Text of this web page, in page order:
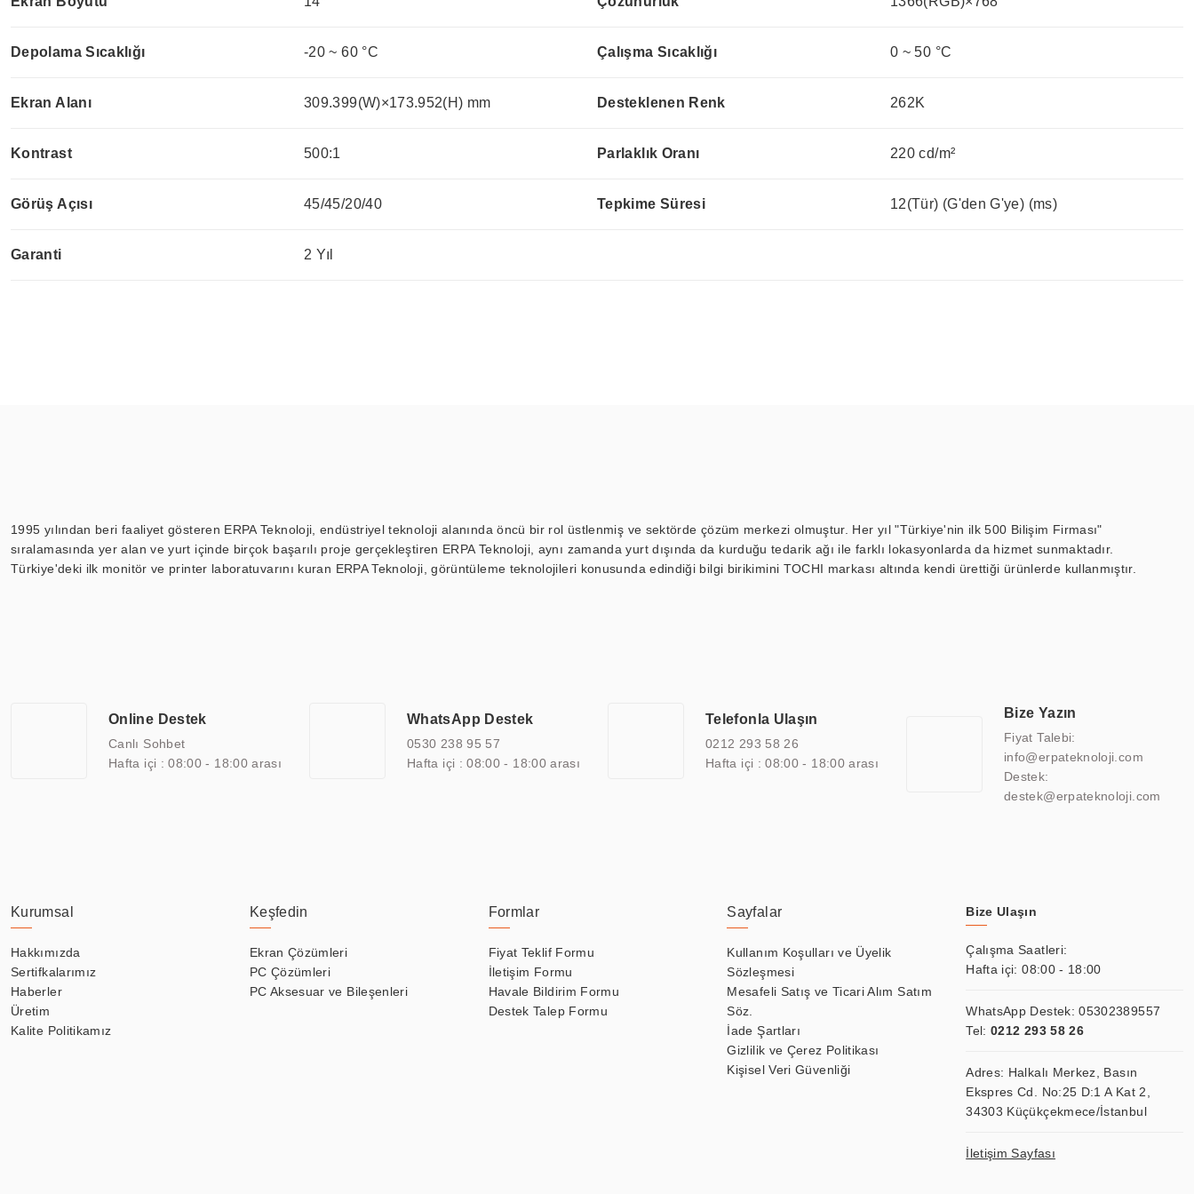
Depolama Sıcaklığı -20 ~ 60 °C Çalışma Sıcaklığı 0 ~ 50 °C
Ekran Alanı 309.399(W)×173.952(H) mm Desteklenen Renk 262K
Kontrast 500:1 Parlaklık Oranı 220 cd/m²
Görüş Açısı 45/45/20/40 Tepkime Süresi 12(Tür) (G'den G'ye) (ms)
Garanti 2 Yıl
1995 yılından beri faaliyet gösteren ERPA Teknoloji, endüstriyel teknoloji alanında öncü bir rol üstlenmiş ve sektörde çözüm merkezi olmuştur. Her yıl "Türkiye'nin ilk 500 Bilişim Firması"
sıralamasında yer alan ve yurt içinde birçok başarılı proje gerçekleştiren ERPA Teknoloji, aynı zamanda yurt dışında da kurduğu tedarik ağı ile farklı lokasyonlarda da hizmet sunmaktadır.
Türkiye'deki ilk monitör ve printer laboratuvarını kuran ERPA Teknoloji, görüntüleme teknolojileri konusunda edindiği bilgi birikimini TOCHI markası altında kendi ürettiği ürünlerde kullanmıştır.
arasında yer almaktadır. ERPA Teknoloji, uluslararası standartlarda kalite belgelerine ve sertifikalara sahip olup, etik değerlere bağlı bir şekilde hareket etmektedir. Kaliteli ekipmanı, uzman kadroları,
yılların getirdiği bilgi ve tecrübe ile birleştiren ERPA Teknoloji, özel çözümleri ile iş ortaklarının öne çıkmasına ve sürekli gelişimine katkı sağlamaktadır.
Online Destek
Canlı Sohbet
Hafta içi : 08:00 - 18:00 arası
WhatsApp Destek
0530 238 95 57
Hafta içi : 08:00 - 18:00 arası
Telefonla Ulaşın
0212 293 58 26
Hafta içi : 08:00 - 18:00 arası
Bize Yazın
Fiyat Talebi:
info@erpateknoloji.com
Destek:
destek@erpateknoloji.com
Kurumsal
Hakkımızda
Sertifkalarımız
Haberler
Üretim
Kalite Politikamız
Keşfedin
Ekran Çözümleri
PC Çözümleri
PC Aksesuar ve Bileşenleri
Formlar
Fiyat Teklif Formu
İletişim Formu
Havale Bildirim Formu
Destek Talep Formu
Sayfalar
Kullanım Koşulları ve Üyelik
Sözleşmesi
Mesafeli Satış ve Ticari Alım Satım
Söz.
İade Şartları
Gizlilik ve Çerez Politikası
Kişisel Veri Güvenliği
Bize Ulaşın
Çalışma Saatleri:
Hafta içi: 08:00 - 18:00
WhatsApp Destek:05302389557
Tel: 0212 293 58 26
Adres: Halkalı Merkez, Basın
Ekspres Cd. No:25 D:1 A Kat 2,
34303 Küçükçekmece/İstanbul
İletişim Sayfası